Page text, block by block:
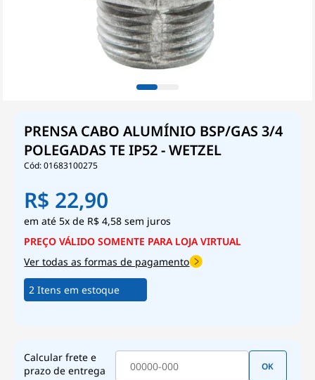
PRENSA CABO ALUMÍNIO BSP/GAS 3/4
POLEGADAS TE IP52 - WETZEL
01683100275
R$ 22,90
5xde R$ 4,58 sem juros
Ver todas as formas de pagamento
2 Itens em estoque
Calcular frete e
prazo de entrega
OK